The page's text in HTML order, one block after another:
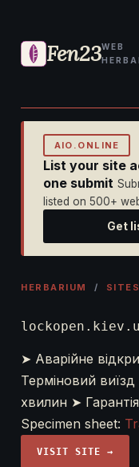
Fen23WEB
AIO.ONLINE
List your site
one submit
listed on 500+
Get
HERBARIUM / SITES
➤ Аварійне
Терміновий
хвилин ➤
Specimen sheet:
VISIT SITE →